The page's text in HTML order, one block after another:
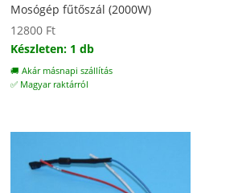
Mosógép fűtőszál (2000W)
12800 Ft
Készleten: 1 db
🚚 Akár másnapi szállítás
✅ Magyar raktárról